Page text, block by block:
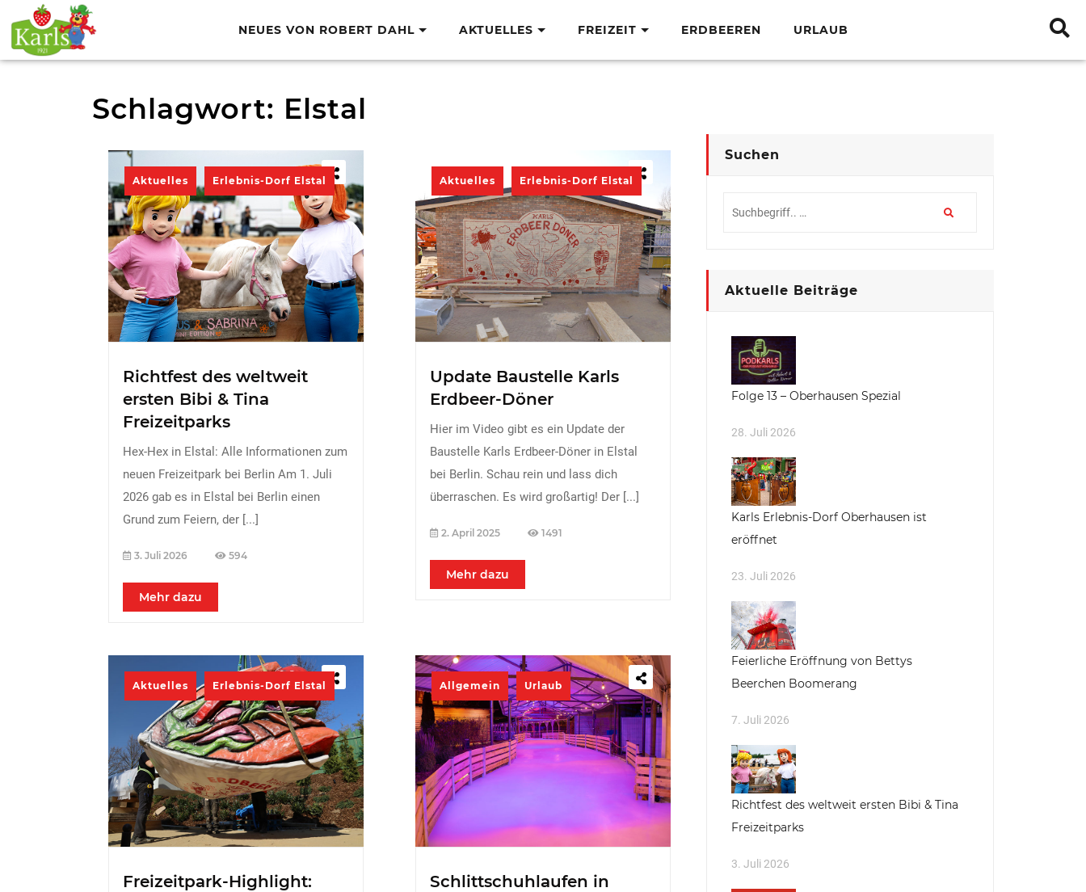
NEUES VON ROBERT DAHL AKTUELLES FREIZEIT ERDBEEREN URLAUB
Schlagwort: Elstal
Aktuelles Erlebnis-Dorf Elstal
Richtfest des weltweit
ersten Bibi & Tina
Freizeitparks
Hex-Hex in Elstal: Alle Informationen zum
neuen Freizeitpark bei Berlin Am 1. Juli
2026 gab es in Elstal bei Berlin einen
Grund zum Feiern, der [...]
3. Juli 2026 594
Mehr dazu
Aktuelles Erlebnis-Dorf Elstal
Update Baustelle Karls
Erdbeer-Döner
Hier im Video gibt es ein Update der
Baustelle Karls Erdbeer-Döner in Elstal
bei Berlin. Schau rein und lass dich
überraschen. Es wird großartig! Der [...]
2. April 2025 1491
Mehr dazu
Aktuelles Erlebnis-Dorf Elstal
Freizeitpark-Highlight:
Allgemein Urlaub
Schlittschuhlaufen in
Suchen
Aktuelle Beiträge
Folge 13 – Oberhausen Spezial
28. Juli 2026
Karls Erlebnis-Dorf Oberhausen ist
eröffnet
23. Juli 2026
Feierliche Eröffnung von Bettys
Beerchen Boomerang
7. Juli 2026
Richtfest des weltweit ersten Bibi & Tina
Freizeitparks
3. Juli 2026